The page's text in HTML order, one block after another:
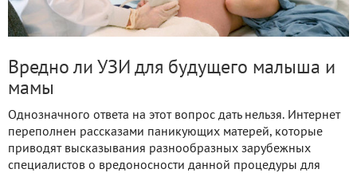
Вредно ли УЗИ для будущего малыша и
мамы
Однозначного ответа на этот вопрос дать нельзя. Интернет
переполнен рассказами паникующих матерей, которые
приводят высказывания разнообразных зарубежных
специалистов о вредоносности данной процедуры для